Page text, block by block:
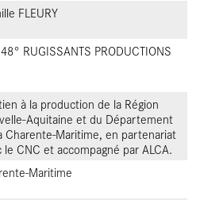
FLEURY
RUGISSANTS PRODUCTIONS
à la production de la Région
Aquitaine et du Département
Charente-Maritime, en partenariat
le CNC et accompagné par ALCA.
Maritime